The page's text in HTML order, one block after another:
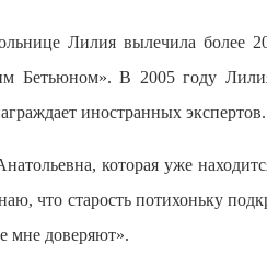
Лилия вылечила более
Бетьюном». В 2005 году
иностранных экспертов.
которая уже
что старость потихоньку
мне доверяют».